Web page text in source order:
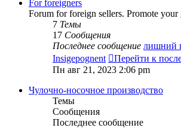
For foreigners
Forum for foreign sellers. Promote your
7 Темы
17 Сообщения
Последнее сообщение лишний
Insigepognent
Перейти к
Пн авг 21, 2023 2:06 pm
Чулочно-носочное производство
Темы
Сообщения
Последнее сообщение